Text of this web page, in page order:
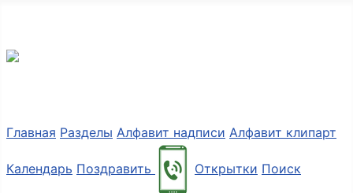
Главная Разделы Алфавит надписи Алфавит клипарт
Календарь Поздравить Открытки Поиск